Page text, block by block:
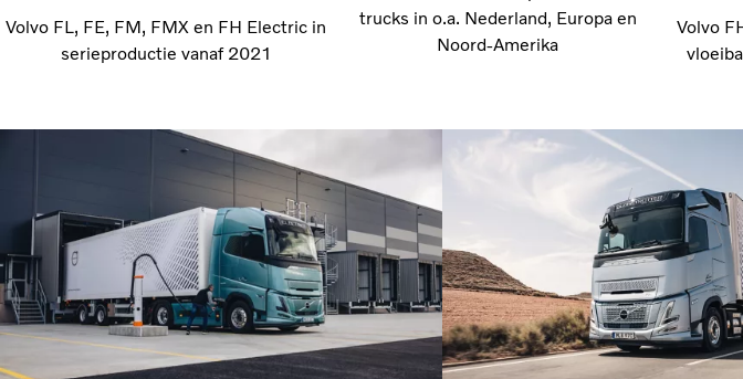
Volvo FL, FE, FM, FMX en FH Electric in
serieproductie vanaf 2021
trucks in o.a. Nederland, Europa en
Noord-Amerika
Volvo